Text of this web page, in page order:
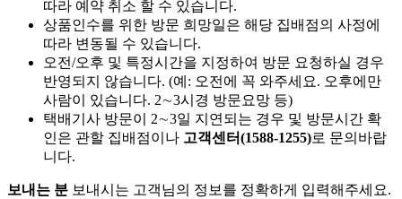
따라 예약 취소 할 수 있습니다.
상품인수를 위한 방문 희망일은 해당 집배점의 사정에
따라 변동될 수 있습니다.
오전/오후 및 특정시간을 지정하여 방문 요청하실 경우
반영되지 않습니다. (예: 오전에 꼭 와주세요. 오후에만
사람이 있습니다. 2∼3시경 방문요망 등)
택배기사 방문이 2∼3일 지연되는 경우 및 방문시간 확
인은 관할 집배점이나 고객센터(1588-1255)로 문의바랍
니다.
보내는 분 보내시는 고객님의 정보를 정확하게 입력해주세요.